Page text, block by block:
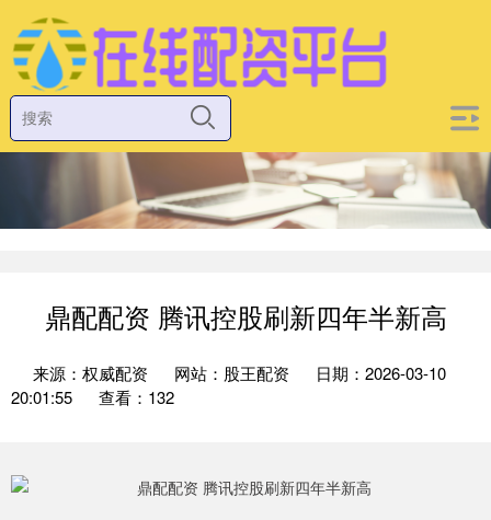
鼎配配资 腾讯控股刷新四年半新高
来源：权威配资 网站：股王配资
日期：2026-03-10
20:01:55
查看：132